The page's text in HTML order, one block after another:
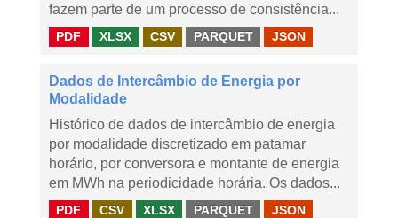
fazem parte de um processo de consistência...
PDF XLSX CSV PARQUET JSON
Dados de Intercâmbio de Energia por
Modalidade
Histórico de dados de intercâmbio de energia
por modalidade discretizado em patamar
horário, por conversora e montante de energia
em MWh na periodicidade horária. Os dados...
PDF CSV XLSX PARQUET JSON